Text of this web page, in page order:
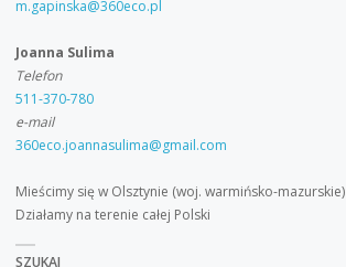
m.gapinska@360eco.pl
Joanna Sulima
Telefon
511-370-780
e-mail
360eco.joannasulima@gmail.com
Mieścimy się w Olsztynie (woj. warmińsko-mazurskie)
Działamy na terenie całej Polski
SZUKAJ